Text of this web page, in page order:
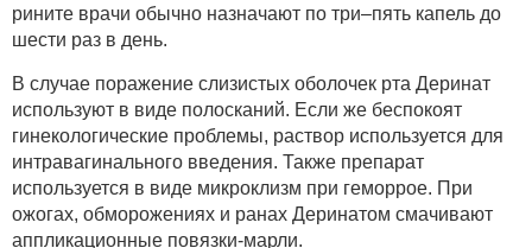
рините врачи обычно назначают по три–пять капель до
шести раз в день.
В случае поражение слизистых оболочек рта Деринат
используют в виде полосканий. Если же беспокоят
гинекологические проблемы, раствор используется для
интравагинального введения. Также препарат
используется в виде микроклизм при геморрое. При
ожогах, обморожениях и ранах Деринатом смачивают
аппликационные повязки-марли.